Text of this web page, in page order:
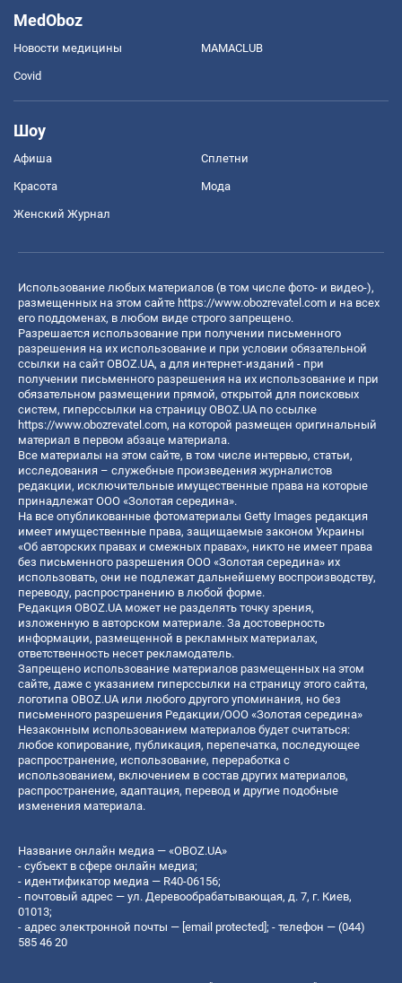
MedOboz
Новости медицины MAMACLUB
Covid
Шоу
Афиша Сплетни
Красота Мода
Женский Журнал
Использование любых материалов (в том числе фото- и видео-),
размещенных на этом сайте https://www.obozrevatel.com и на всех
его поддоменах, в любом виде строго запрещено.
Разрешается использование при получении письменного
разрешения на их использование и при условии обязательной
ссылки на сайт OBOZ.UA, а для интернет-изданий - при
получении письменного разрешения на их использование и при
обязательном размещении прямой, открытой для поисковых
систем, гиперссылки на страницу OBOZ.UA по ссылке
https://www.obozrevatel.com, на которой размещен оригинальный
материал в первом абзаце материала.
Все материалы на этом сайте, в том числе интервью, статьи,
исследования – служебные произведения журналистов
редакции, исключительные имущественные права на которые
принадлежат ООО «Золотая середина».
На все опубликованные фотоматериалы Getty Images редакция
имеет имущественные права, защищаемые законом Украины
«Об авторских правах и смежных правах», никто не имеет права
без письменного разрешения ООО «Золотая середина» их
использовать, они не подлежат дальнейшему воспроизводству,
переводу, распространению в любой форме.
Редакция OBOZ.UA может не разделять точку зрения,
изложенную в авторском материале. За достоверность
информации, размещенной в рекламных материалах,
ответственность несет рекламодатель.
Запрещено использование материалов размещенных на этом
сайте, даже с указанием гиперссылки на страницу этого сайта,
логотипа OBOZ.UA или любого другого упоминания, но без
письменного разрешения Редакции/ООО «Золотая середина»
Незаконным использованием материалов будет считаться:
любое копирование, публикация, перепечатка, последующее
распространение, использование, переработка с
использованием, включением в состав других материалов,
распространение, адаптация, перевод и другие подобные
изменения материала.
Название онлайн медиа — «OBOZ.UA»
- субъект в сфере онлайн медиа;
- идентификатор медиа — R40-06156;
- почтовый адрес — ул. Деревообрабатывающая, д. 7, г. Киев,
01013;
- адрес электронной почты — [email protected]; - телефон — (044)
585 46 20